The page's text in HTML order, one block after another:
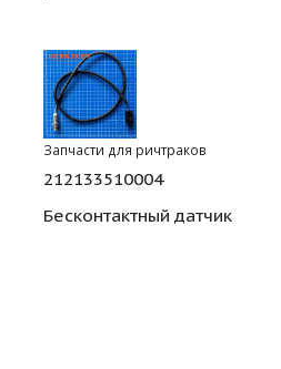
Запчасти для ричтраков
212133510004
Бесконтактный датчик